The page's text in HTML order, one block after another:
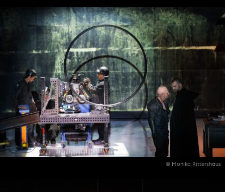
© Monika Rittershaus